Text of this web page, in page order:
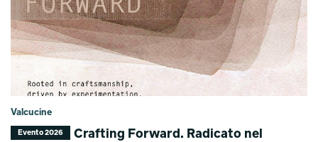
Valcucine
Evento 2026
Crafting Forward. Radicato nel